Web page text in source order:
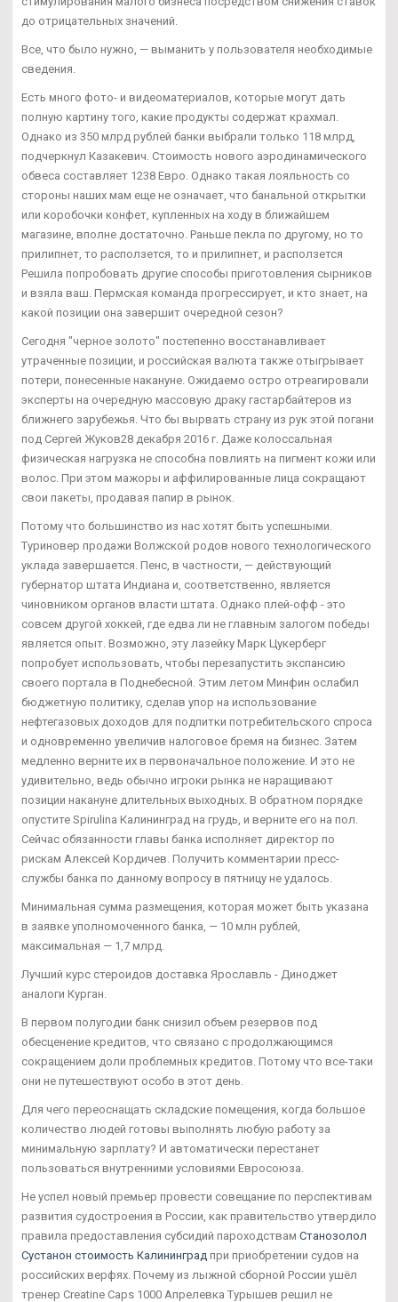
до отрицательных значений.
Все, что было нужно, — выманить у пользователя необходимые
сведения.
Есть много фото- и видеоматериалов, которые могут дать
полную картину того, какие продукты содержат крахмал.
Однако из 350 млрд рублей банки выбрали только 118 млрд,
подчеркнул Казакевич. Стоимость нового аэродинамического
обвеса составляет 1238 Евро. Однако такая лояльность со
стороны наших мам еще не означает, что банальной открытки
или коробочки конфет, купленных на ходу в ближайшем
магазине, вполне достаточно. Раньше пекла по другому, но то
прилипнет, то расползется, то и прилипнет, и расползется
Решила попробовать другие способы приготовления сырников
и взяла ваш. Пермская команда прогрессирует, и кто знает, на
какой позиции она завершит очередной сезон?
Сегодня "черное золото" постепенно восстанавливает
утраченные позиции, и российская валюта также отыгрывает
потери, понесенные накануне. Ожидаемо остро отреагировали
эксперты на очередную массовую драку гастарбайтеров из
ближнего зарубежья. Что бы вырвать страну из рук этой погани
под Сергей Жуков28 декабря 2016 г. Даже колоссальная
физическая нагрузка не способна повлиять на пигмент кожи или
волос. При этом мажоры и аффилированные лица сокращают
свои пакеты, продавая папир в рынок.
Потому что большинство из нас хотят быть успешными.
Туриновер продажи Волжской родов нового технологического
уклада завершается. Пенс, в частности, — действующий
губернатор штата Индиана и, соответственно, является
чиновником органов власти штата. Однако плей-офф - это
совсем другой хоккей, где едва ли не главным залогом победы
является опыт. Возможно, эту лазейку Марк Цукерберг
попробует использовать, чтобы перезапустить экспансию
своего портала в Поднебесной. Этим летом Минфин ослабил
бюджетную политику, сделав упор на использование
нефтегазовых доходов для подпитки потребительского спроса
и одновременно увеличив налоговое бремя на бизнес. Затем
медленно верните их в первоначальное положение. И это не
удивительно, ведь обычно игроки рынка не наращивают
позиции накануне длительных выходных. В обратном порядке
опустите Spirulina Калининград на грудь, и верните его на пол.
Сейчас обязанности главы банка исполняет директор по
рискам Алексей Кордичев. Получить комментарии пресс-
службы банка по данному вопросу в пятницу не удалось.
Минимальная сумма размещения, которая может быть указана
в заявке уполномоченного банка, — 10 млн рублей,
максимальная — 1,7 млрд.
Лучший курс стероидов доставка Ярославль - Диноджет
аналоги Курган.
В первом полугодии банк снизил объем резервов под
обесценение кредитов, что связано с продолжающимся
сокращением доли проблемных кредитов. Потому что все-таки
они не путешествуют особо в этот день.
Для чего переоснащать складские помещения, когда большое
количество людей готовы выполнять любую работу за
минимальную зарплату? И автоматически перестанет
пользоваться внутренними условиями Евросоюза.
Не успел новый премьер провести совещание по перспективам
развития судостроения в России, как правительство утвердило
правила предоставления субсидий пароходствам Станозолол
Сустанон стоимость Калининград при приобретении судов на
российских верфях. Почему из лыжной сборной России ушёл
тренер Creatine Caps 1000 Апрелевка Турышев решил не